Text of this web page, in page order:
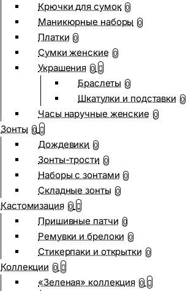
Крючки для сумок 0
Маникюрные наборы 0
Платки 0
Сумки женские 0
Украшения 0
Браслеты 0
Шкатулки и подставки 0
Часы наручные женские 0
Зонты 0
Дождевики 0
Зонты-трости 0
Наборы с зонтами 0
Складные зонты 0
Кастомизация 0
Пришивные патчи 0
Ремувки и брелоки 0
Стикерпаки и открытки 0
Коллекции 0
«Зеленая» коллекция 0